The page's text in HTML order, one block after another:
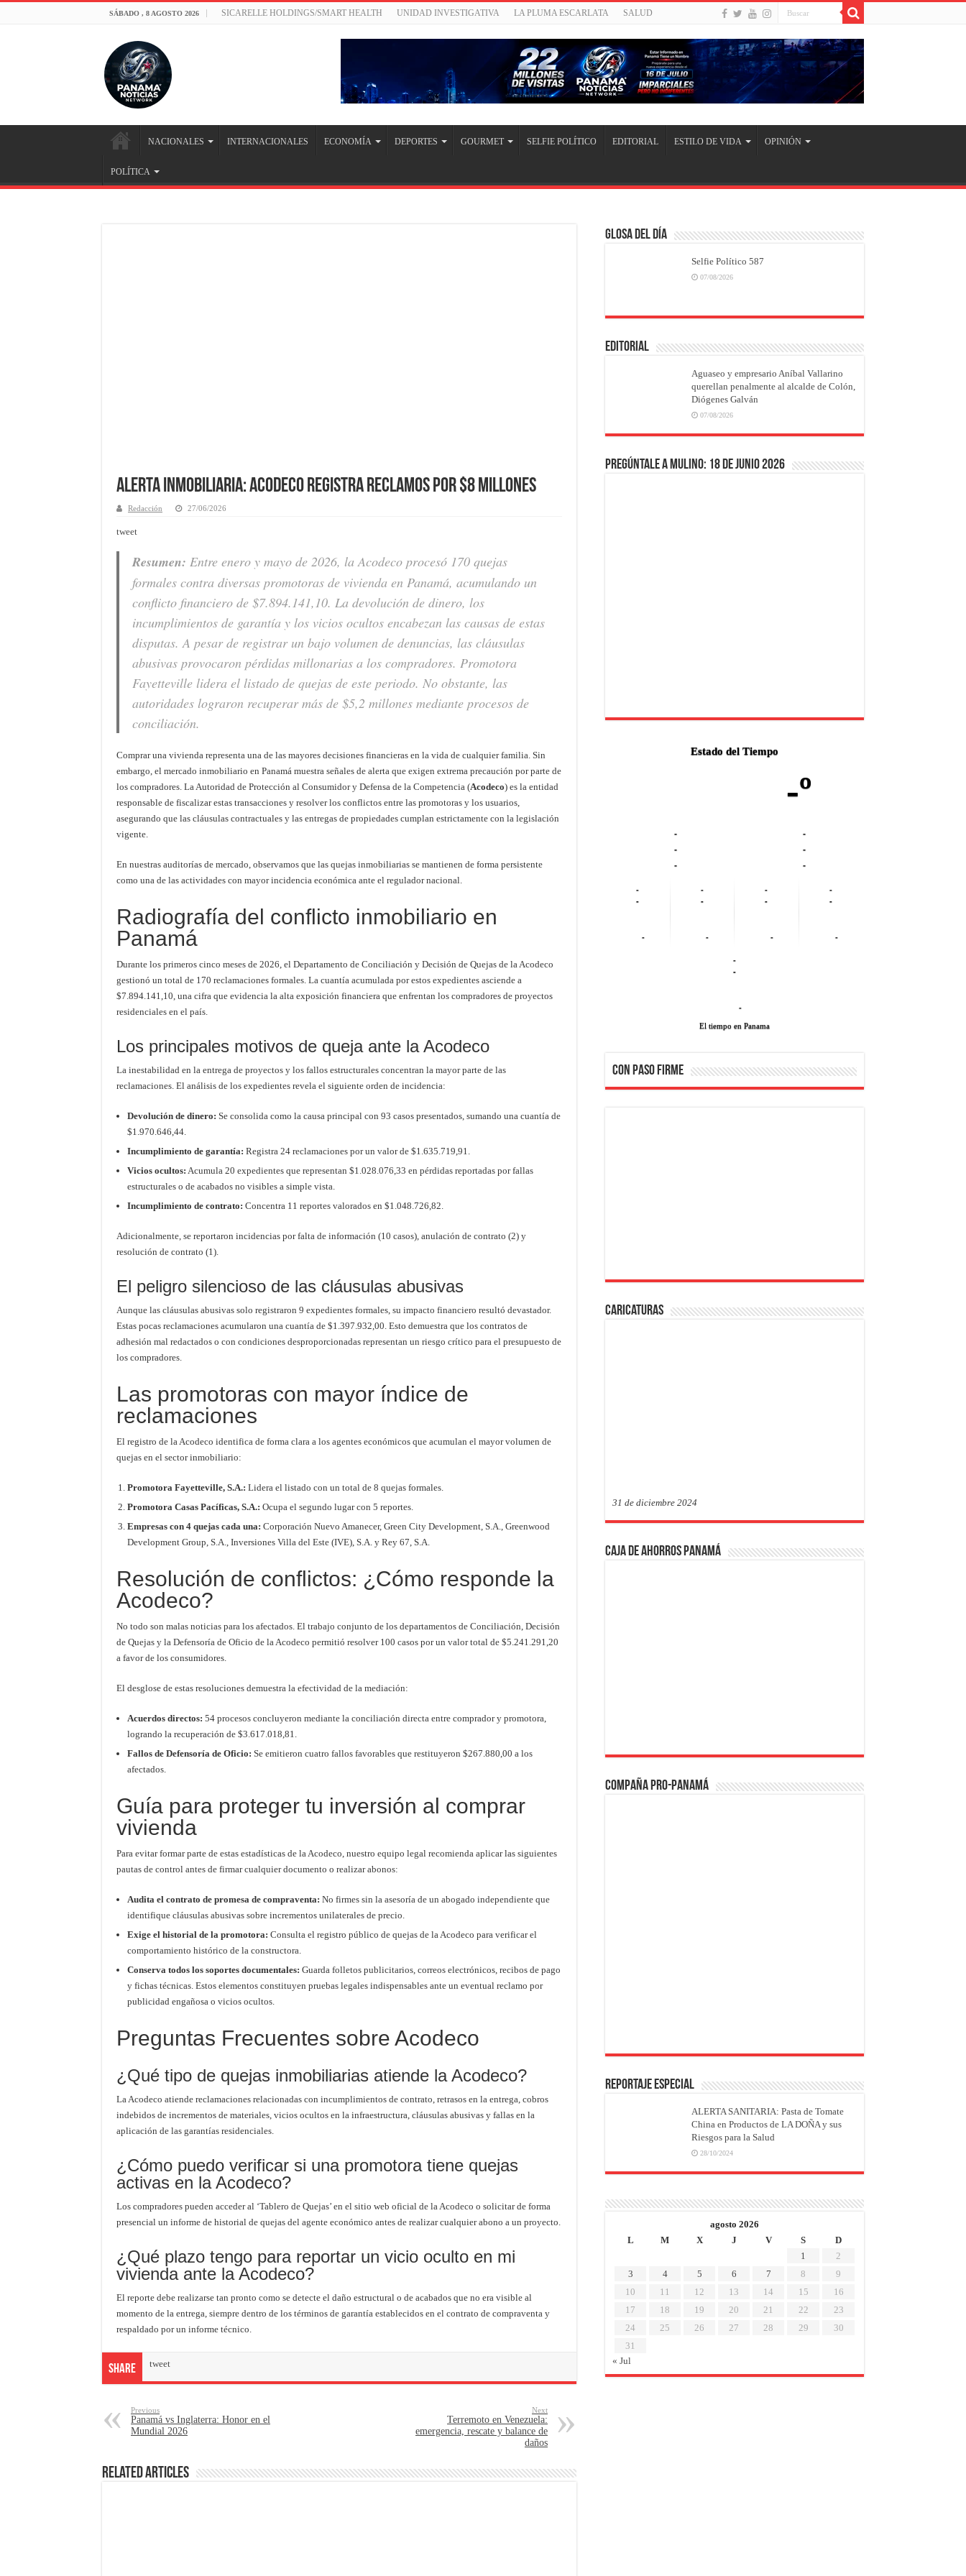
SÁBADO , 8 AGOSTO 2026 SICARELLE HOLDINGS/SMART HEALTH UNIDAD INVESTIGATIVA LA PLUMA ESCARLATA SALUD
NACIONALES INTERNACIONALES ECONOMÍA DEPORTES GOURMET SELFIE POLÍTICO EDITORIAL ESTILO DE VIDA OPINIÓN
POLÍTICA
Alerta inmobiliaria: Acodeco registra reclamos por $8 millones
Redacción 27/06/2026
tweet
Resumen: Entre enero y mayo de 2026, la Acodeco procesó 170 quejas
formales contra diversas promotoras de vivienda en Panamá, acumulando un
conflicto financiero de $7.894.141,10. La devolución de dinero, los
incumplimientos de garantía y los vicios ocultos encabezan las causas de estas
disputas. A pesar de registrar un bajo volumen de denuncias, las cláusulas
abusivas provocaron pérdidas millonarias a los compradores. Promotora
Fayetteville lidera el listado de quejas de este periodo. No obstante, las
autoridades lograron recuperar más de $5,2 millones mediante procesos de
conciliación.
Comprar una vivienda representa una de las mayores decisiones financieras en la vida de cualquier familia. Sin
embargo, el mercado inmobiliario en Panamá muestra señales de alerta que exigen extrema precaución por parte de
los compradores. La Autoridad de Protección al Consumidor y Defensa de la Competencia (Acodeco) es la entidad
responsable de fiscalizar estas transacciones y resolver los conflictos entre las promotoras y los usuarios,
asegurando que las cláusulas contractuales y las entregas de propiedades cumplan estrictamente con la legislación
vigente.
En nuestras auditorías de mercado, observamos que las quejas inmobiliarias se mantienen de forma persistente
como una de las actividades con mayor incidencia económica ante el regulador nacional.
Radiografía del conflicto inmobiliario en
Panamá
Durante los primeros cinco meses de 2026, el Departamento de Conciliación y Decisión de Quejas de la Acodeco
gestionó un total de 170 reclamaciones formales. La cuantía acumulada por estos expedientes asciende a
$7.894.141,10, una cifra que evidencia la alta exposición financiera que enfrentan los compradores de proyectos
residenciales en el país.
Los principales motivos de queja ante la Acodeco
La inestabilidad en la entrega de proyectos y los fallos estructurales concentran la mayor parte de las
reclamaciones. El análisis de los expedientes revela el siguiente orden de incidencia:
Devolución de dinero: Se consolida como la causa principal con 93 casos presentados, sumando una cuantía de
$1.970.646,44.
Incumplimiento de garantía: Registra 24 reclamaciones por un valor de $1.635.719,91.
Vicios ocultos: Acumula 20 expedientes que representan $1.028.076,33 en pérdidas reportadas por fallas
estructurales o de acabados no visibles a simple vista.
Incumplimiento de contrato: Concentra 11 reportes valorados en $1.048.726,82.
Adicionalmente, se reportaron incidencias por falta de información (10 casos), anulación de contrato (2) y
resolución de contrato (1).
El peligro silencioso de las cláusulas abusivas
Aunque las cláusulas abusivas solo registraron 9 expedientes formales, su impacto financiero resultó devastador.
Estas pocas reclamaciones acumularon una cuantía de $1.397.932,00. Esto demuestra que los contratos de
adhesión mal redactados o con condiciones desproporcionadas representan un riesgo crítico para el presupuesto de
los compradores.
Las promotoras con mayor índice de
reclamaciones
El registro de la Acodeco identifica de forma clara a los agentes económicos que acumulan el mayor volumen de
quejas en el sector inmobiliario:
Promotora Fayetteville, S.A.: Lidera el listado con un total de 8 quejas formales.
Promotora Casas Pacíficas, S.A.: Ocupa el segundo lugar con 5 reportes.
Empresas con 4 quejas cada una: Corporación Nuevo Amanecer, Green City Development, S.A., Greenwood
Development Group, S.A., Inversiones Villa del Este (IVE), S.A. y Rey 67, S.A.
Resolución de conflictos: ¿Cómo responde la
Acodeco?
No todo son malas noticias para los afectados. El trabajo conjunto de los departamentos de Conciliación, Decisión
de Quejas y la Defensoría de Oficio de la Acodeco permitió resolver 100 casos por un valor total de $5.241.291,20
a favor de los consumidores.
El desglose de estas resoluciones demuestra la efectividad de la mediación:
Acuerdos directos: 54 procesos concluyeron mediante la conciliación directa entre comprador y promotora,
logrando la recuperación de $3.617.018,81.
Fallos de Defensoría de Oficio: Se emitieron cuatro fallos favorables que restituyeron $267.880,00 a los
afectados.
Guía para proteger tu inversión al comprar
vivienda
Para evitar formar parte de estas estadísticas de la Acodeco, nuestro equipo legal recomienda aplicar las siguientes
pautas de control antes de firmar cualquier documento o realizar abonos:
Audita el contrato de promesa de compraventa: No firmes sin la asesoría de un abogado independiente que
identifique cláusulas abusivas sobre incrementos unilaterales de precio.
Exige el historial de la promotora: Consulta el registro público de quejas de la Acodeco para verificar el
comportamiento histórico de la constructora.
Conserva todos los soportes documentales: Guarda folletos publicitarios, correos electrónicos, recibos de pago
y fichas técnicas. Estos elementos constituyen pruebas legales indispensables ante un eventual reclamo por
publicidad engañosa o vicios ocultos.
Preguntas Frecuentes sobre Acodeco
¿Qué tipo de quejas inmobiliarias atiende la Acodeco?
La Acodeco atiende reclamaciones relacionadas con incumplimientos de contrato, retrasos en la entrega, cobros
indebidos de incrementos de materiales, vicios ocultos en la infraestructura, cláusulas abusivas y fallas en la
aplicación de las garantías residenciales.
¿Cómo puedo verificar si una promotora tiene quejas
activas en la Acodeco?
Los compradores pueden acceder al ‘Tablero de Quejas’ en el sitio web oficial de la Acodeco o solicitar de forma
presencial un informe de historial de quejas del agente económico antes de realizar cualquier abono a un proyecto.
¿Qué plazo tengo para reportar un vicio oculto en mi
vivienda ante la Acodeco?
El reporte debe realizarse tan pronto como se detecte el daño estructural o de acabados que no era visible al
momento de la entrega, siempre dentro de los términos de garantía establecidos en el contrato de compraventa y
respaldado por un informe técnico.
Share tweet
Previous
Panamá vs Inglaterra: Honor en el
Mundial 2026
Next
Terremoto en Venezuela:
emergencia, rescate y balance de
daños
Related Articles
Glosa del Día
Selfie Político 587
07/08/2026
EDITORIAL
Aguaseo y empresario Aníbal Vallarino
querellan penalmente al alcalde de Colón,
Diógenes Galván
07/08/2026
Pregúntale a Mulino: 18 de junio 2026
Estado del Tiempo
-º
-
-
-
-
-
-
-
-
-
-
-
-
-
-
-
-
-
-
-
-
-
El tiempo en Panama
CON PASO FIRME
Caricaturas
31 de diciembre 2024
Caja de Ahorros Panamá
Compaña PRO-Panamá
REPORTAJE ESPECIAL
ALERTA SANITARIA: Pasta de Tomate
China en Productos de LA DOÑA y sus
Riesgos para la Salud
28/10/2024
agosto 2026
L
M X J V S
D
1
2
3
4 5 6 7 8
9
10
11 12 13 14 15
16
17
18 19 20 21 22
23
24
25 26 27 28 29
30
31
« Jul